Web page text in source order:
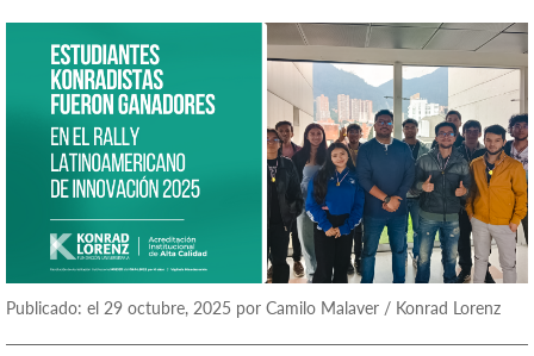
Publicado: el 29 octubre, 2025 por Camilo Malaver / Konrad Lorenz